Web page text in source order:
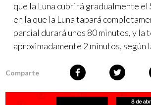
que la Luna cubrirá gradualmente
en la que la Luna tapará
parcial durará unos 80 minutos, y la
aproximadamente 2 minutos, según
Comparte